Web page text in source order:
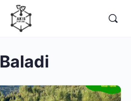
Baladi